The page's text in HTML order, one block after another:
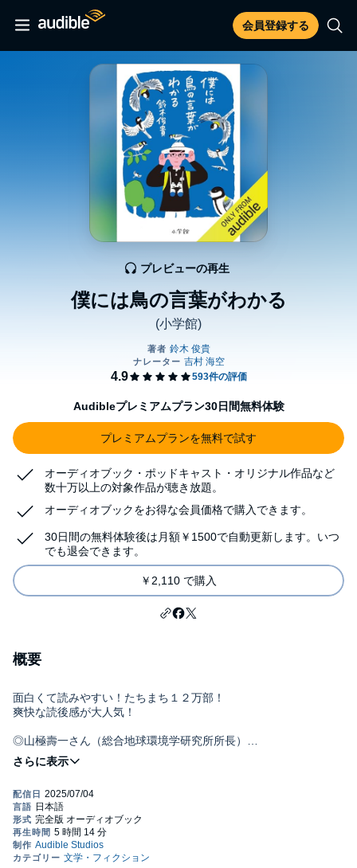
会員登録する
僕には鳥の言葉がわかる
(小学館)
プレビューの再生
Audibleプレミアムプラン30日間無料体験
プレミアムプランを無料で試す
オーディオブック・ポッドキャスト・オリジナル作品など
数十万以上の対象作品が聴き放題。
オーディオブックをお得な会員価格で購入できます。
30日間の無料体験後は月額￥1500で自動更新します。いつ
でも退会できます。
￥2,110 で購入
概要
面白くて読みやすい！たちまち１２万部！
爽快な読後感が大人気！
◎山極壽一さん（総合地球環境学研究所所長）
「現代のドリトル先生による新しい動物言語学の誕生だ」
「内容は深いが、文章は平易にしてユーモアたっぷり。
これまで読んだサイエンス本でベスト」
◎三宅香帆さん（文芸評論家）
「『観察が上手い』人ってこう生きてるんだ！と興奮しました」
©2025 toshitaka suzuki (P)2025 Audible, Inc.